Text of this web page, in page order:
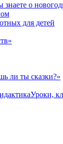
о
для детей
ли ты сказки?»
Уроки,